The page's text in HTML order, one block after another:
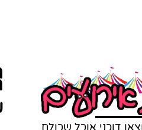
דוכני אוכל שכולם